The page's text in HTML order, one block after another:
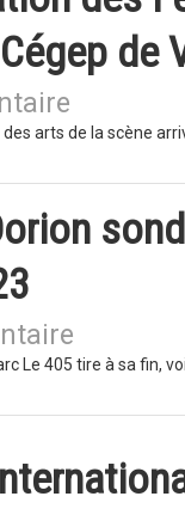
de
arts de la scène
Le 405 tire à sa fin,